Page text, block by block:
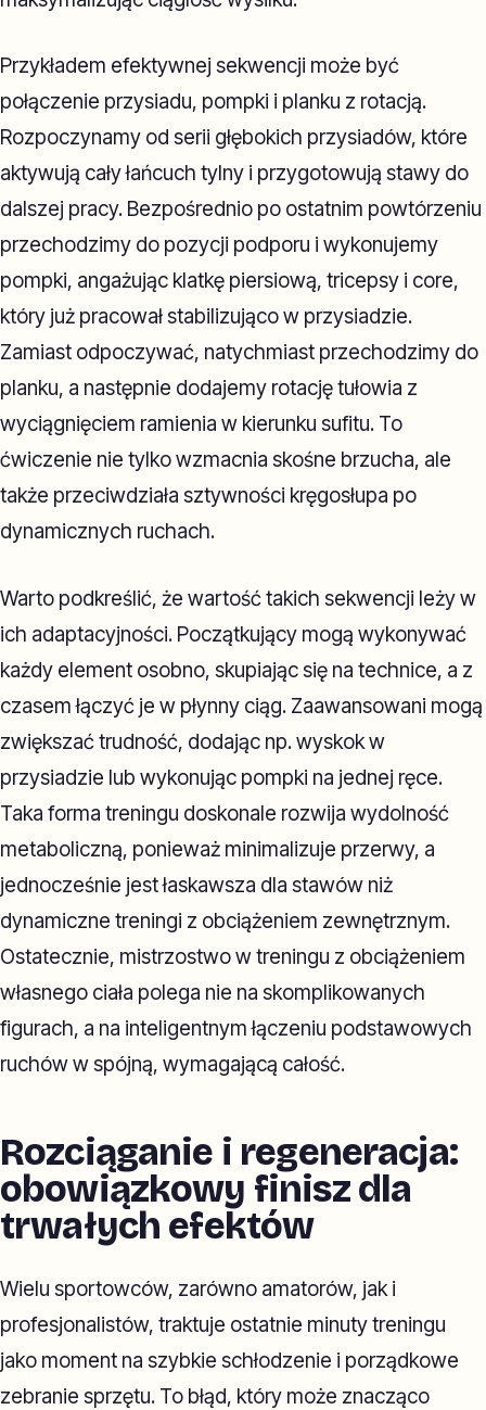
Przykładem efektywnej sekwencji może być
połączenie przysiadu, pompki i planku z rotacją.
Rozpoczynamy od serii głębokich przysiadów, które
aktywują cały łańcuch tylny i przygotowują stawy do
dalszej pracy. Bezpośrednio po ostatnim powtórzeniu
przechodzimy do pozycji podporu i wykonujemy
pompki, angażując klatkę piersiową, tricepsy i core,
który już pracował stabilizująco w przysiadzie.
Zamiast odpoczywać, natychmiast przechodzimy do
planku, a następnie dodajemy rotację tułowia z
wyciągnięciem ramienia w kierunku sufitu. To
ćwiczenie nie tylko wzmacnia skośne brzucha, ale
także przeciwdziała sztywności kręgosłupa po
dynamicznych ruchach.
Warto podkreślić, że wartość takich sekwencji leży w
ich adaptacyjności. Początkujący mogą wykonywać
każdy element osobno, skupiając się na technice, a z
czasem łączyć je w płynny ciąg. Zaawansowani mogą
zwiększać trudność, dodając np. wyskok w
przysiadzie lub wykonując pompki na jednej ręce.
Taka forma treningu doskonale rozwija wydolność
metaboliczną, ponieważ minimalizuje przerwy, a
jednocześnie jest łaskawsza dla stawów niż
dynamiczne treningi z obciążeniem zewnętrznym.
Ostatecznie, mistrzostwo w treningu z obciążeniem
własnego ciała polega nie na skomplikowanych
figurach, a na inteligentnym łączeniu podstawowych
ruchów w spójną, wymagającą całość.
Rozciąganie i regeneracja:
obowiązkowy finisz dla
trwałych efektów
Wielu sportowców, zarówno amatorów, jak i
profesjonalistów, traktuje ostatnie minuty treningu
jako moment na szybkie schłodzenie i porządkowe
zebranie sprzętu. To błąd, który może znacząco